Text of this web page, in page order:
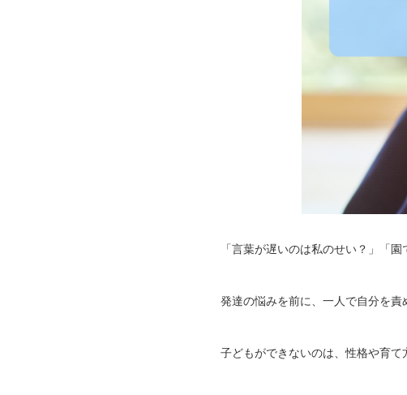
「言葉が遅いのは私のせい？」「
発達の悩みを前に、一人で自分を責
子どもができないのは、性格や育て